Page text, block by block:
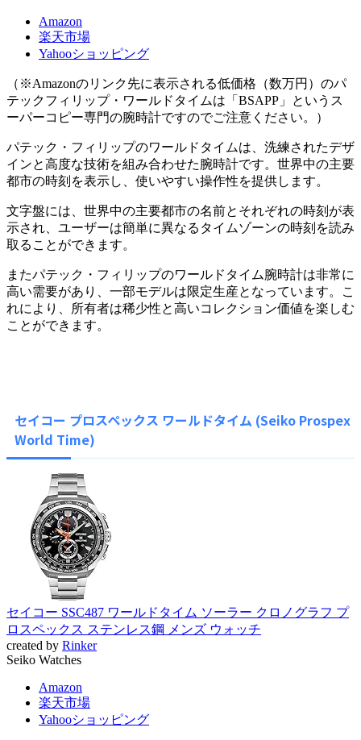
Amazon
楽天市場
Yahooショッピング
（※Amazonのリンク先に表示される低価格（数万円）のパ
テックフィリップ・ワールドタイムは「BSAPP」というス
ーパーコピー専門の腕時計ですのでご注意ください。）
パテック・フィリップのワールドタイムは、洗練されたデザ
インと高度な技術を組み合わせた腕時計です。世界中の主要
都市の時刻を表示し、使いやすい操作性を提供します。
文字盤には、世界中の主要都市の名前とそれぞれの時刻が表
示され、ユーザーは簡単に異なるタイムゾーンの時刻を読み
取ることができます。
またパテック・フィリップのワールドタイム腕時計は非常に
高い需要があり、一部モデルは限定生産となっています。こ
れにより、所有者は稀少性と高いコレクション価値を楽しむ
ことができます。
セイコー プロスペックス ワールドタイム (Seiko Prospex
World Time)
セイコー SSC487 ワールドタイム ソーラー クロノグラフ プ
ロスペックス ステンレス鋼 メンズ ウォッチ
created by Rinker
Seiko Watches
Amazon
楽天市場
Yahooショッピング